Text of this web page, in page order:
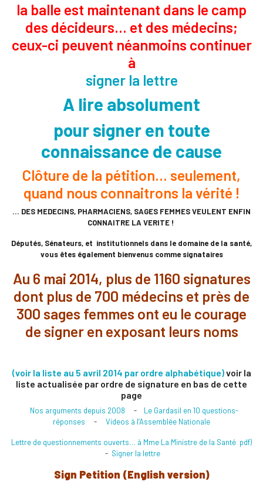
la balle est maintenant dans le camp
des décideurs... et des médecins;
ceux-ci peuvent néanmoins continuer
à
signer la lettre
A lire absolument
pour signer en toute
connaissance de cause
Clôture de la pétition... seulement,
quand nous connaitrons la vérité !
… DES MEDECINS, PHARMACIENS, SAGES FEMMES VEULENT ENFIN
CONNAITRE LA VERITE !
Députés, Sénateurs, et institutionnels dans le domaine de la santé,
vous êtes également bienvenus comme signataires
Au 6 mai 2014, plus de 1160 signatures
dont plus de 700 médecins et près de
300 sages femmes ont eu le courage
de signer en exposant leurs noms
(voir la liste au 5 avril 2014 par ordre alphabétique)voir la
liste actualisée par ordre de signature en bas de cette
page
Nos arguments depuis 2008 - Le Gardasil en 10 questions-
réponses - Videos à l’Assemblée Nationale
Lettre de questionnements ouverts… à Mme La Ministre de la Santé pdf)
- Signer la lettre
Sign Petition (English version)